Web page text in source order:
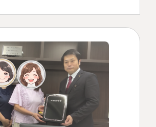
丁目28
195番地1
思わず「お願いします！」としか言えない